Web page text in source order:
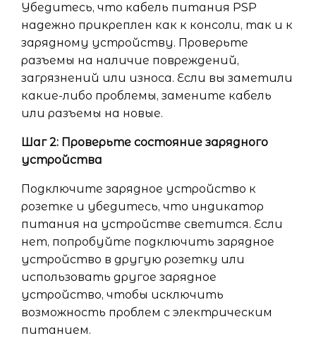
Убедитесь, что кабель питания PSP
надежно прикреплен как к консоли, так и к
зарядному устройству. Проверьте
разъемы на наличие повреждений,
загрязнений или износа. Если вы заметили
какие-либо проблемы, замените кабель
или разъемы на новые.
Шаг 2: Проверьте состояние зарядного
устройства
Подключите зарядное устройство к
розетке и убедитесь, что индикатор
питания на устройстве светится. Если
нет, попробуйте подключить зарядное
устройство в другую розетку или
использовать другое зарядное
устройство, чтобы исключить
возможность проблем с электрическим
питанием.